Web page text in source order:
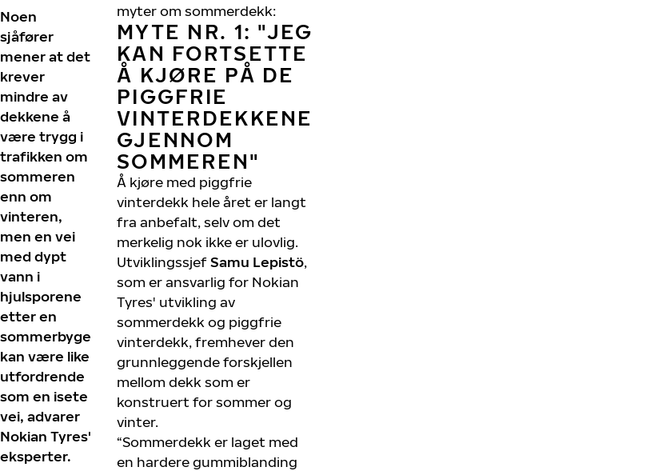
Noen
sjåfører
mener at det
krever
mindre av
dekkene å
være trygg i
trafikken om
sommeren
enn om
vinteren,
men en vei
med dypt
vann i
hjulsporene
etter en
sommerbyge
kan være like
utfordrende
som en isete
vei, advarer
Nokian Tyres'
eksperter.
myter om sommerdekk:
MYTE NR. 1: "JEG
KAN FORTSETTE
Å KJØRE PÅ DE
PIGGFRIE
VINTERDEKKENE
GJENNOM
SOMMEREN"
Å kjøre med piggfrie
vinterdekk hele året er langt
fra anbefalt, selv om det
merkelig nok ikke er ulovlig.
UtviklingssjefSamu Lepistö,
som er ansvarlig for Nokian
Tyres' utvikling av
sommerdekk og piggfrie
vinterdekk, fremhever den
grunnleggende forskjellen
mellom dekk som er
konstruert for sommer og
vinter.
“Sommerdekk er laget med
en hardere gummiblanding